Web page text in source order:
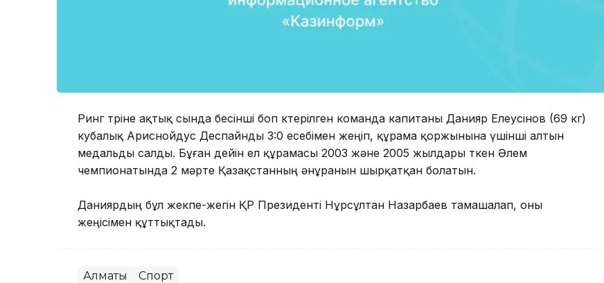
Ринг төріне ақтық сында бесінші боп көтерілген команда капитаны Данияр Елеусінов (69 кг)
кубалық Ариснойдус Деспайнды 3:0 есебімен жеңіп, құрама қоржынына үшінші алтын
медальды салды. Бұған дейін ел құрамасы 2003 және 2005 жылдары өткен Әлем
чемпионатында 2 мәрте Қазақстанның әнұранын шырқатқан болатын.
Даниярдың бұл жекпе-жегін ҚР Президенті Нұрсұлтан Назарбаев тамашалап, оны
жеңісімен құттықтады.
Алматы Спорт